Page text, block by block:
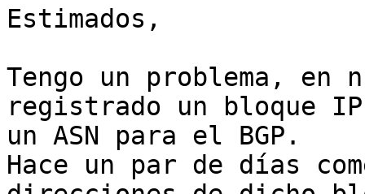
Estimados,
Tengo un problema, en
registrado un bloque
un ASN para el BGP.
Hace un par de días